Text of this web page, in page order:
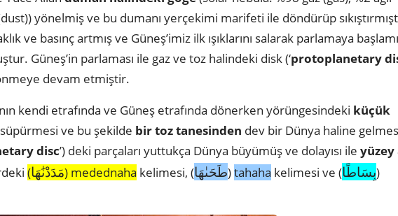
yönelmiş ve bu dumanı yerçekimi marifeti ile döndürüp
ve basınç artmış ve Güneş’imiz ilk ışıklarını salarak parlamaya
Güneş’in parlaması ile gaz ve toz halindeki disk (‘protoplanetary
devam etmiştir.
kendi etrafında ve Güneş etrafında dönerken yörüngesindeki küçük
süpürmesi ve bu şekilde bir toz tanesinden dev bir Dünya haline
disc’) deki parçaları yuttukça Dünya büyümüş ve dolayısı ile yüzey
(مَدَدْنَٰهَا) medednaha kelimesi, (طَحَىٰهَا)tahaha kelimesi ve (بِسَاطًا)